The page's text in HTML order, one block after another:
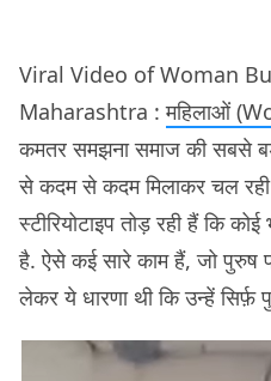
Viral Video of Woman
Maharashtra :महिलाओं
कमतर समझना समाज की सबसे
से कदम से कदम मिलाकर चल
स्टीरियोटाइप तोड़ रही हैं कि
है. ऐसे कई सारे काम हैं, जो पुरुष
लेकर ये धारणा थी कि उन्हें